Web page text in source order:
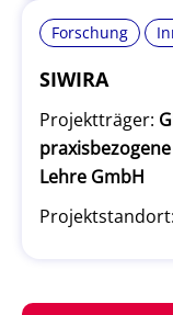
Forschung
SIWIRA
Projektträger:
Lehre GmbH
Projektstandort: